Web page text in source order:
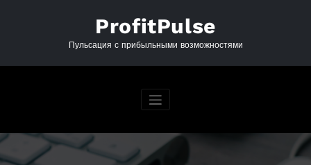
ProfitPulse
Пульсация с прибыльными возможностями